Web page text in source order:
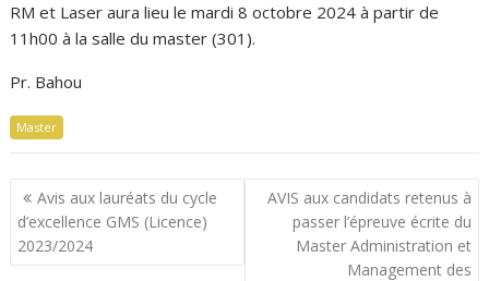
RM et Laser aura lieu le mardi 8 octobre 2024 à partir de
11h00 à la salle du master (301).
Pr. Bahou
Master
Navigation
de
l’article
Avis aux lauréats du cycle
d’excellence GMS (Licence)
2023/2024
AVIS aux candidats retenus à
passer l’épreuve écrite du
Master Administration et
Management des